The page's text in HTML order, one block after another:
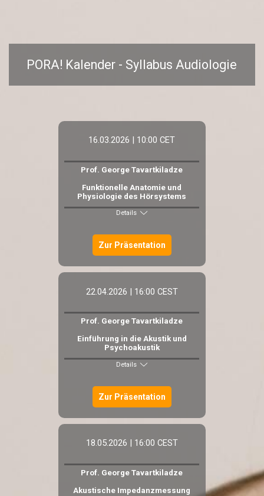
PORA! Kalender - Syllabus Audiologie
16.03.2026 | 10:00 CET
Prof. George Tavartkiladze
Funktionelle Anatomie und
Physiologie des Hörsystems
Details
Zur Präsentation
22.04.2026 | 16:00 CEST
Prof. George Tavartkiladze
Einführung in die Akustik und
Psychoakustik
Details
Zur Präsentation
18.05.2026 | 16:00 CEST
Prof. George Tavartkiladze
Akustische Impedanzmessung